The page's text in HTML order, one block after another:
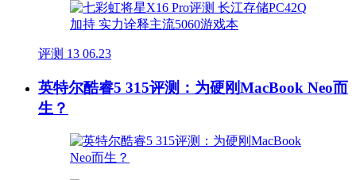
评测 13 06.23
英特尔酷睿5 315评测：为硬刚MacBook Neo而
生？